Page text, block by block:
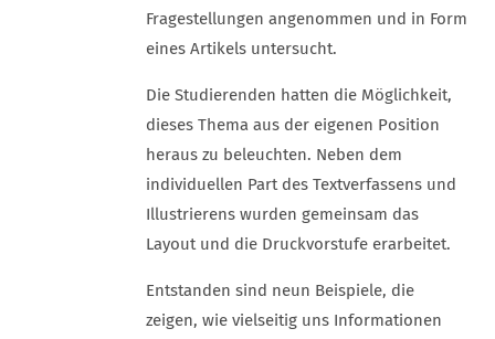
Frage­stellungen angenommen und in Form
eines Artikels untersucht.
Die Studierenden hatten die Möglichkeit,
dieses Thema aus der eigenen Position
heraus zu beleuchten. Neben dem
individuellen Part des Text­verfassens und
Illustrierens wurden gemeinsam das
Layout und die Druckvorstufe erarbeitet.
Entstanden sind neun Beispiele, die
zeigen, wie vielseitig uns Informationen